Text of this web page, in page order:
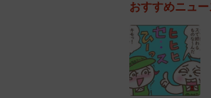
おすすめニュー